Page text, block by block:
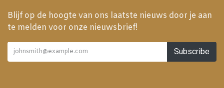
Blijf op de hoogte van ons laatste nieuws door je aan
te melden voor onze nieuwsbrief!
Subscribe